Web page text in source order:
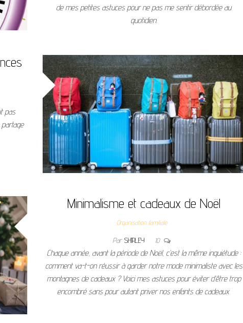
de mes petites astuces pour ne pas me sentir débordée au
quotidien.
pas
Minimalisme et cadeaux de Noël
Organisation familiale
Par SHIRLEY 10
Chaque année, avant la période de Noël, c’est la même inquiétude :
comment va-t-on réussir à garder notre mode minimaliste avec les
montagnes de cadeaux ? Voici mes astuces pour éviter d’être trop
encombré sans pour autant priver nos enfants de cadeaux.